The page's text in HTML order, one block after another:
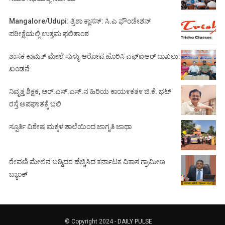
Mangalore/Udupi: ತ್ರಿಶಾ ಕ್ಲಾಸಸ್: ಸಿ.ಎ ಫೌಂಡೇಶನ್
ಪರೀಕ್ಷೆಯಲ್ಲಿ ಉತ್ತಮ ಫಲಿತಾಂಶ
ಶಾಸಕ ಕಾಮತ್ ಮೇಲೆ ಸುಳ್ಳು ಆರೋಪ ಹೊರಿಸಿ ಎಫ್‌ಐಆರ್ ದಾಖಲು:
ಖಂಡನೆ
ನಿವೃತ್ತ ಶಿಕ್ಷಕ, ಆರ್.ಎಸ್.ಎಸ್.ನ ಹಿರಿಯ ಕಾಯ೯ಕತ೯ ಜಿ.ಕೆ. ಭಟ್
ರಸ್ತೆ ಅಪಘಾತಕ್ಕೆ ಬಲಿ
ಸ್ಪೂರ್ತಿ ವಿಶೇಷ ಮಕ್ಕಳ ಶಾಲೆಯಿಂದ ಜಾಗೃತಿ ಜಾಥಾ
ಠೇವಣಿ ಮೇಲಿನ ಬಡ್ಡಿದರ ಹೆಚ್ಚಿಸಿದ ಕರ್ನಾಟಕ ವಿಕಾಸ ಗ್ರಾಮೀಣ
ಬ್ಯಾಂಕ್
© Copyright 2024 - DAILY PULSE